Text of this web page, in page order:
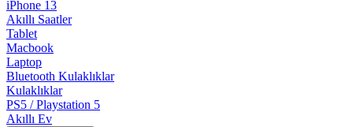
iPhone 13
Akıllı Saatler
Tablet
Macbook
Laptop
Bluetooth Kulaklıklar
Kulaklıklar
PS5 / Playstation 5
Akıllı Ev